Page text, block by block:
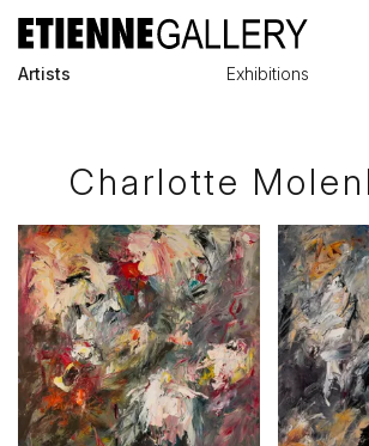
Artists Exhibitions
Charlotte